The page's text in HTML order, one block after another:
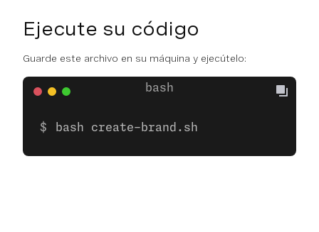
Ejecute su código
Guarde este archivo en su máquina y ejecútelo:
bash create-brand.sh